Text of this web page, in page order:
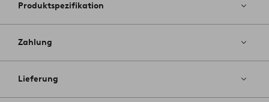
Produktspezifikation
Zahlung
Lieferung